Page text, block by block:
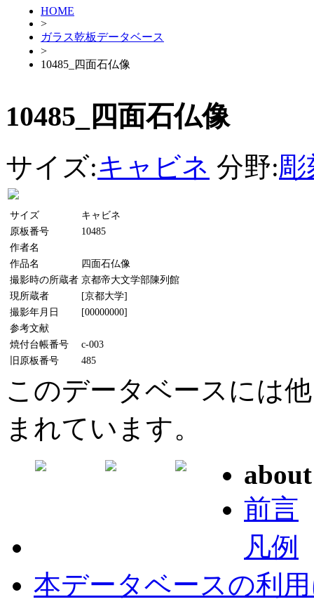
HOME
>
ガラス乾板データベース
>
10485_四面石仏像
10485_四面石仏像
サイズ:キャビネ 分野:彫
サイズ
キャビネ
原板番号
10485
作者名
作品名
四面石仏像
撮影時の所蔵者 京都帝大文学部陳列館
現所蔵者
[京都大学]
撮影年月日
[00000000]
参考文献
焼付台帳番号
c-003
旧原板番号
485
このデータベースには
まれています。
about
前言
凡例
本データベースの利